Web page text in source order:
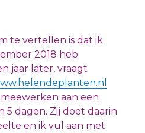
te vertellen is dat ik
2018 heb
jaar later, vraagt
aan een
5 dagen. Zij doet daarin
en ik vul aan met